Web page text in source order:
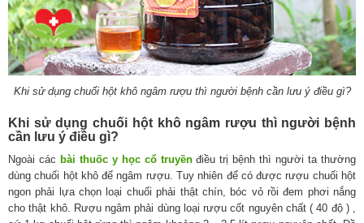
Khi sử dụng chuối hột khô ngâm rượu thì người bệnh cần lưu ý điều gì?
Khi sử dụng chuối hột khô ngâm rượu thì người bệnh
cần lưu ý điều gì?
Ngoài các bài thuốc y học cổ truyềnđiều trị bệnh thì người ta thường
dùng chuối hột khô để ngâm rượu. Tuy nhiên để có được rượu chuối hột
ngon phải lựa chọn loại chuối phải thật chín, bóc vỏ rồi đem phơi nắng
cho thật khô. Rượu ngâm phải dùng loại rượu cốt nguyên chất ( 40 độ ) ,